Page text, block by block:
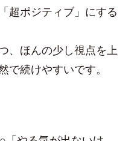
超ポジティブ」にする
、ほんの少し視点を上
で続けやすいです。